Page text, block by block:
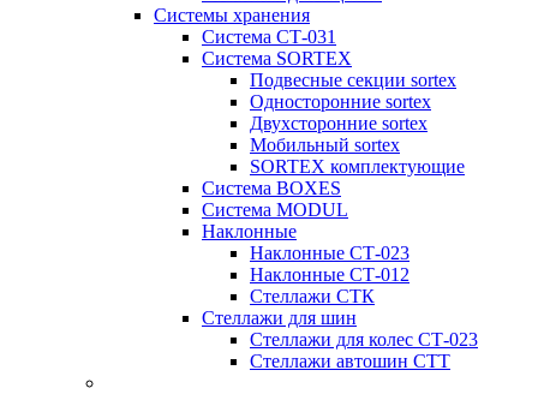
Системы хранения
Система СТ-031
Система SORTEX
Подвесные секции sortex
Односторонние sortex
Двухсторонние sortex
Мобильный sortex
SORTEX комплектующие
Система BOXES
Система MODUL
Наклонные
Наклонные СТ-023
Наклонные СТ-012
Стеллажи СТК
Стеллажи для шин
Стеллажи для колес СТ-023
Стеллажи автошин СТТ